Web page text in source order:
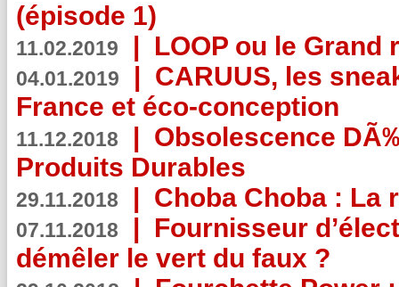
(épisode 1)
11.02.2019 | LOOP ou le Grand
04.01.2019 | CARUUS, les
France et éco-conception
11.12.2018 | Obsolescence
Produits Durables
29.11.2018 | Choba Choba : La
07.11.2018 | Fournisseur
démêler le vert du faux ?